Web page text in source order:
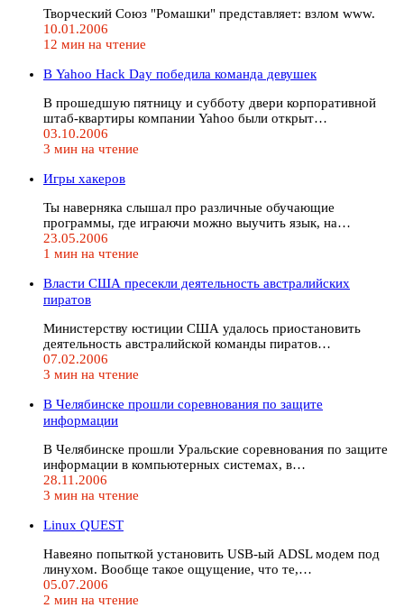
Творческий Союз "Ромашки" представляет: взлом www.
10.01.2006
12 мин на чтение
В Yahoo Hack Day победила команда девушек
В прошедшую пятницу и субботу двери корпоративной
штаб-квартиры компании Yahoo были открыт…
03.10.2006
3 мин на чтение
Игры хакеров
Ты наверняка слышал про различные обучающие
программы, где играючи можно выучить язык, на…
23.05.2006
1 мин на чтение
Власти США пресекли деятельность австралийских
пиратов
Министерству юстиции США удалось приостановить
деятельность австралийской команды пиратов…
07.02.2006
3 мин на чтение
В Челябинске прошли соревнования по защите
информации
В Челябинске прошли Уральские соревнования по защите
информации в компьютерных системах, в…
28.11.2006
3 мин на чтение
Linux QUEST
Навеяно попыткой установить USB-ый ADSL модем под
линухом. Вообще такое ощущение, что те,…
05.07.2006
2 мин на чтение